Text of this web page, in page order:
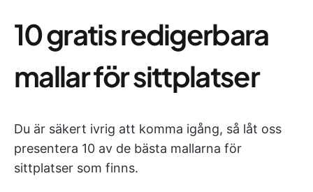
10 gratis redigerbara
mallar för sittplatser
Du är säkert ivrig att komma igång, så låt oss
presentera 10 av de bästa mallarna för
sittplatser som finns.